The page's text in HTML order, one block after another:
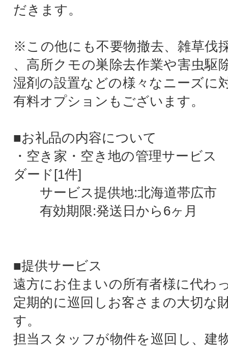
だきます。
※この他にも不要物撤去、雑草伐
、高所クモの巣除去作業や害虫駆
湿剤の設置などの様々なニーズに
有料オプションもございます。
■お礼品の内容について
・空き家・空き地の管理サービ
ダード[1件]
サービス提供地:北海道帯広市
有効期限:発送日から6ヶ月
■提供サービス
遠方にお住まいの所有者様に代わ
定期的に巡回しお客さまの大切な
す。
担当スタッフが物件を巡回し、建